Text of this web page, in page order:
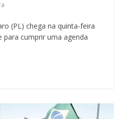
(PL) chega na quinta-feira
para cumprir uma agenda